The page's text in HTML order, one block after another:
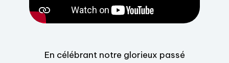
En célébrant notre glorieux passé